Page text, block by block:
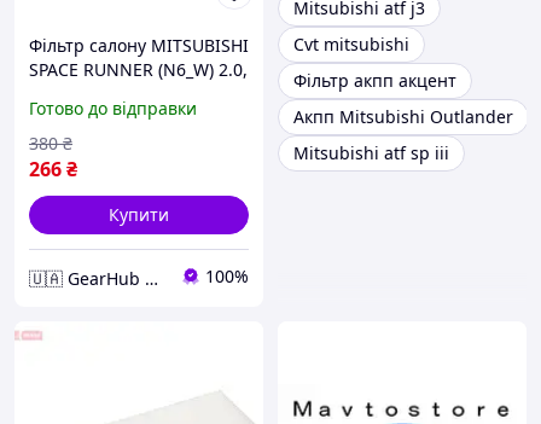
Фільтр салону MITSUBISHI
SPACE RUNNER (N6_W) 2.0,
WAGON (N9_W, N8_W) 2.0,
J1345002
Готово до відправки
266₴
380 ₴
Купити
🇺🇦 GearHub 🇺🇦 100%
Mitsubishi atf j3
Cvt mitsubishi
Фільтр акпп акцент
Акпп Mitsubishi Outlander
Mitsubishi atf sp iii